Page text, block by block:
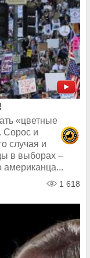
«цветные
и
случая и
в выборах –
американца...
1 618